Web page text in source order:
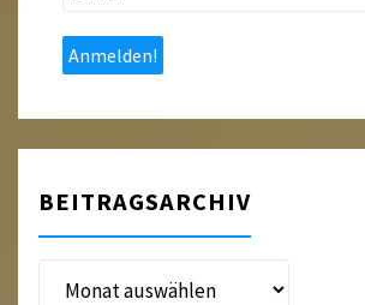
*
BEITRAGSARCHIV
Beitragsarchiv